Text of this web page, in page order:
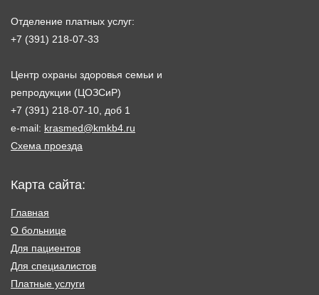
Отделение платных услуг:
+7 (391) 218-07-33
Центр охраны здоровья семьи и
репродукции (ЦОЗСиР)
+7 (391) 218-07-10, доб 1
e-mail: krasmed@kmkb4.ru
Схема проезда
Карта сайта:
Главная
О больнице
Для пациентов
Для специалистов
Платные услуги